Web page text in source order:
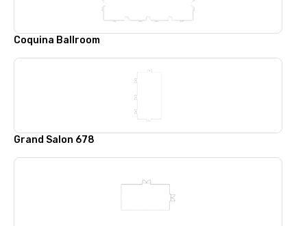
Coquina Ballroom
Grand Salon 678